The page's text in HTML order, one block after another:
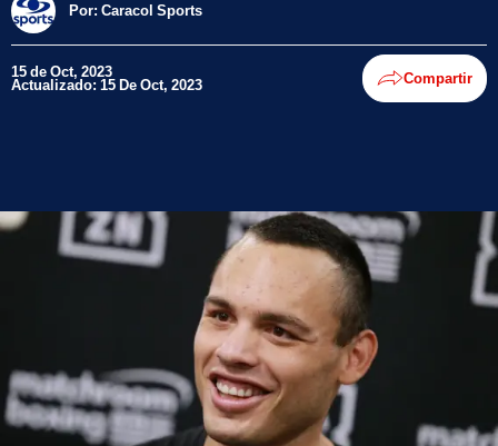
Por: Caracol Sports
15 de Oct, 2023
Actualizado: 15 De Oct, 2023 Compartir